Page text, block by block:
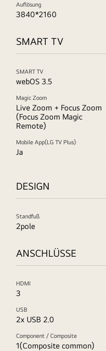
Auflösung
3840*2160
SMART TV
SMART TV
webOS 3.5
Magic Zoom
Live Zoom + Focus Zoom
(Focus Zoom Magic
Remote)
Mobile App(LG TV Plus)
Ja
DESIGN
Standfuß
2pole
ANSCHLÜSSE
HDMI
3
USB
2x USB 2.0
Component / Composite
1(Composite common)